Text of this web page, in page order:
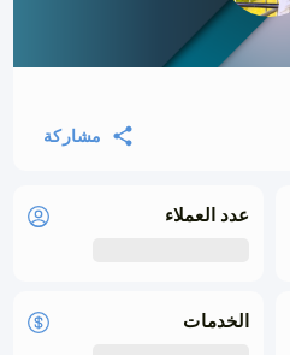
مشاركة
عدد العملاء
الخدمات